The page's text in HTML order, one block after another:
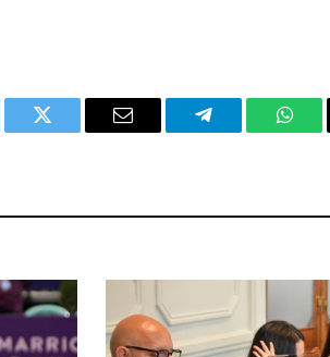
Twitter Email Telegram